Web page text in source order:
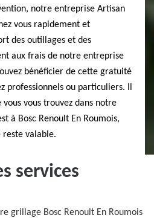
notre entreprise Artisan
vous rapidement et
des outillages et des
aux frais de notre entreprise
bénéficier de cette gratuité
professionnels ou particuliers. Il
vous trouvez dans notre
à Bosc Renoult En Roumois,
valable.
services
grillage Bosc Renoult En Roumois